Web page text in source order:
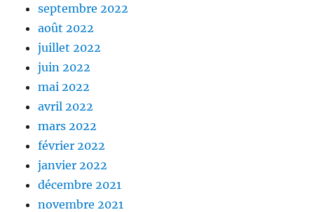
septembre 2022
août 2022
juillet 2022
juin 2022
mai 2022
avril 2022
mars 2022
février 2022
janvier 2022
décembre 2021
novembre 2021